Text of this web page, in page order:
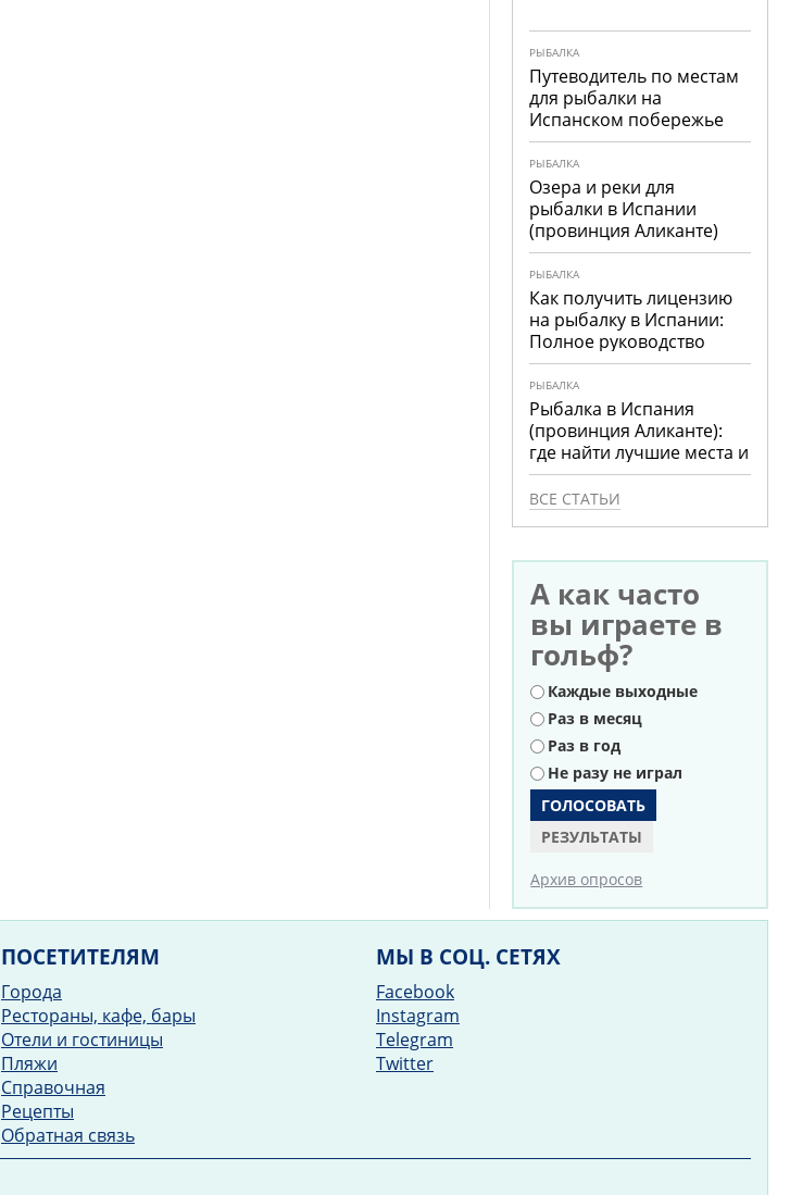
РЫБАЛКА
Путеводитель по местам
для рыбалки на
Испанском побережье
РЫБАЛКА
Озера и реки для
рыбалки в Испании
(провинция Аликанте)
РЫБАЛКА
Как получить лицензию
на рыбалку в Испании:
Полное руководство
РЫБАЛКА
Рыбалка в Испания
(провинция Аликанте):
где найти лучшие места и
что ловить
ВСЕ СТАТЬИ
А как часто
вы играете в
гольф?
Варианты
Каждые выходные
Раз в месяц
Раз в год
Не разу не играл
РЕЗУЛЬТАТЫ
Архив опросов
ПОСЕТИТЕЛЯМ
Города
Рестораны, кафе, бары
Отели и гостиницы
Пляжи
Справочная
Рецепты
Обратная связь
МЫ В СОЦ. СЕТЯХ
Facebook
Instagram
Telegram
Twitter